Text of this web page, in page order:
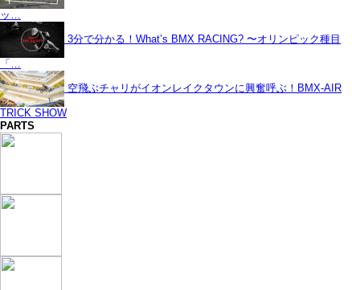
ッ…
3分で分かる！What’s BMX RACING? 〜オリンピック種目
「…
空飛ぶチャリがイオンレイクタウンに興奮呼ぶ！BMX-AIR
TRICK SHOW
PARTS